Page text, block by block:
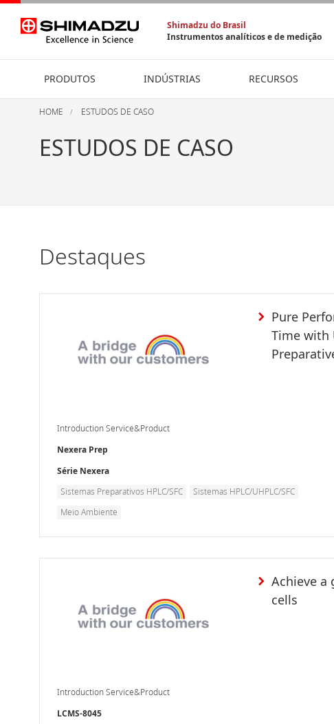
Shimadzu do Brasil
Instrumentos analíticos e de medição
PRODUTOS INDÚSTRIAS RECURSOS
HOME ESTUDOS DE CASO
ESTUDOS DE CASO
Destaques
Pure
Time with
Introduction Service&Product
Nexera Prep
Série Nexera
Sistemas Preparativos HPLC/SFC
Sistemas HPLC/UHPLC/SFC
Meio Ambiente
Achieve a
cells
Introduction Service&Product
LCMS-8045